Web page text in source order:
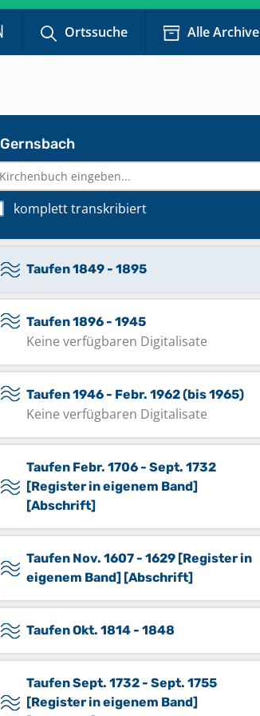
Ortssuche Alle Archive
Gernsbach
komplett transkribiert
Taufen 1767 - 1782
eigenem Band]
Taufen 1849 - 1895
Taufen 1896 - 1945
Keine verfügbaren Digitalisate
Taufen 1946 - Febr. 1962 (bis 1965)
Keine verfügbaren Digitalisate
Taufen Febr. 1706 - Sept. 1732
[Register in eigenem Band]
[Abschrift]
Taufen Nov. 1607 - 1629 [Register in
eigenem Band] [Abschrift]
Taufen Okt. 1814 - 1848
Taufen Sept. 1732 - Sept. 1755
[Register in eigenem Band]